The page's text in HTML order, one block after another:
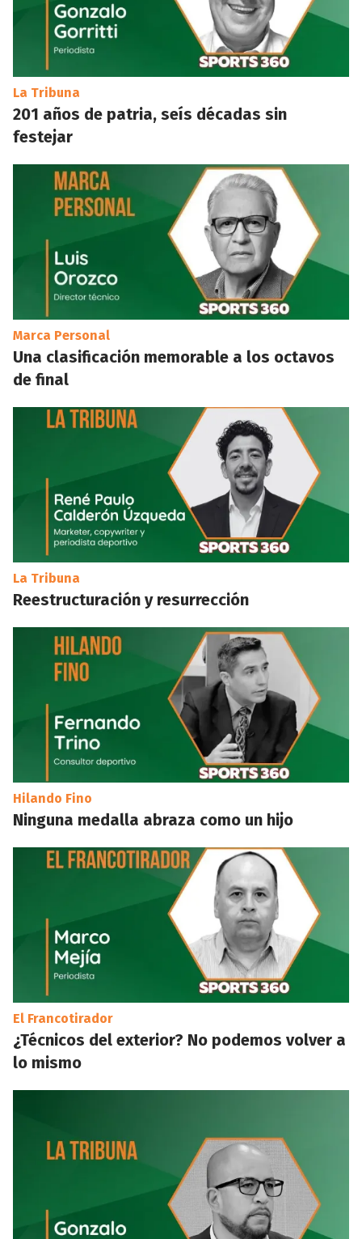
La Tribuna
201 años de patria, seís décadas sin
festejar
Marca Personal
Una clasificación memorable a los octavos
de final
La Tribuna
Reestructuración y resurrección
Hilando Fino
Ninguna medalla abraza como un hijo
El Francotirador
¿Técnicos del exterior? No podemos volver a
lo mismo